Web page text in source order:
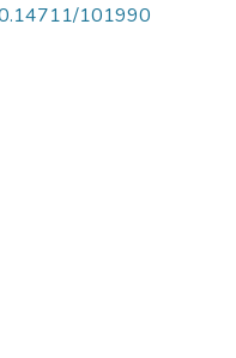
101990